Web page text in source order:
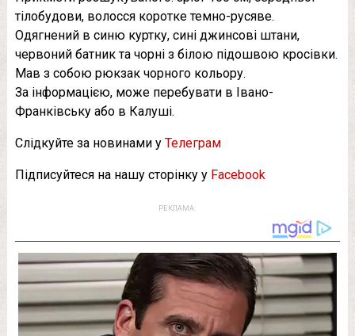
тілобудови, волосся коротке темно-русяве.
Одягнений в синю куртку, сині джинсові штани,
червоний батник та чорні з білою підошвою кросівки.
Мав з собою рюкзак чорного кольору.
За інформацією, може перебувати в Івано-
Франківську або в Калуші.
Слідкуйте за новинами у Телеграм
Підписуйтеся на нашу сторінку у Facebook
РЕКЛАМА: